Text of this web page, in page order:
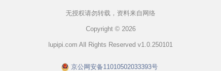
无授权请勿转载，资料来自网络
Copyright © 2026
lupipi.com All Rights Reserved v1.0.250101
京公网安备11010502033393号